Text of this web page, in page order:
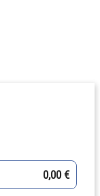
0,00 €